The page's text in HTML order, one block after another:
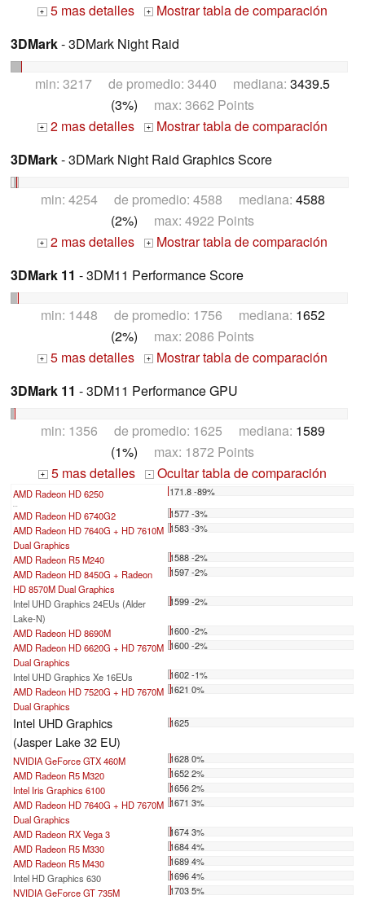
+ 5 mas detalles +
Mostrar tabla de comparación
3DMark- 3DMark Night Raid
min: 3217 de promedio: 3440 mediana: 3439.5
(3%) max: 3662 Points
+ 2 mas detalles +
Mostrar tabla de comparación
3DMark- 3DMark Night Raid Graphics Score
min: 4254 de promedio: 4588 mediana: 4588
(2%) max: 4922 Points
+ 2 mas detalles +
Mostrar tabla de comparación
3DMark 11 - 3DM11 Performance Score
min: 1448 de promedio: 1756 mediana: 1652
(2%) max: 2086 Points
+ 5 mas detalles +
Mostrar tabla de comparación
3DMark 11 - 3DM11 Performance GPU
min: 1356 de promedio: 1625 mediana: 1589
(1%) max: 1872 Points
+ 5 mas detalles - Ocultar tabla de comparación
AMD Radeon HD 6250 171.8 -89%
AMD Radeon HD 6740G2
1577 -3%
AMD Radeon HD 7640G + HD 7610M
Dual Graphics
1583 -3%
AMD Radeon R5 M240
1588 -2%
AMD Radeon HD 8450G + Radeon
HD 8570M Dual Graphics
1597 -2%
Intel UHD Graphics 24EUs (Alder
Lake-N)
1599 -2%
AMD Radeon HD 8690M
1600 -2%
AMD Radeon HD 6620G + HD 7670M
Dual Graphics
1600 -2%
Intel UHD Graphics Xe 16EUs
1602 -1%
AMD Radeon HD 7520G + HD 7670M
Dual Graphics
1621 0%
Intel UHD Graphics
(Jasper Lake 32 EU)
1625
NVIDIA GeForce GTX 460M
1628 0%
AMD Radeon R5 M320
1652 2%
Intel Iris Graphics 6100
1656 2%
AMD Radeon HD 7640G + HD 7670M
Dual Graphics
1671 3%
AMD Radeon RX Vega 3
1674 3%
AMD Radeon R5 M330
1684 4%
AMD Radeon R5 M430
1689 4%
Intel HD Graphics 630
1696 4%
NVIDIA GeForce GT 735M
1703 5%